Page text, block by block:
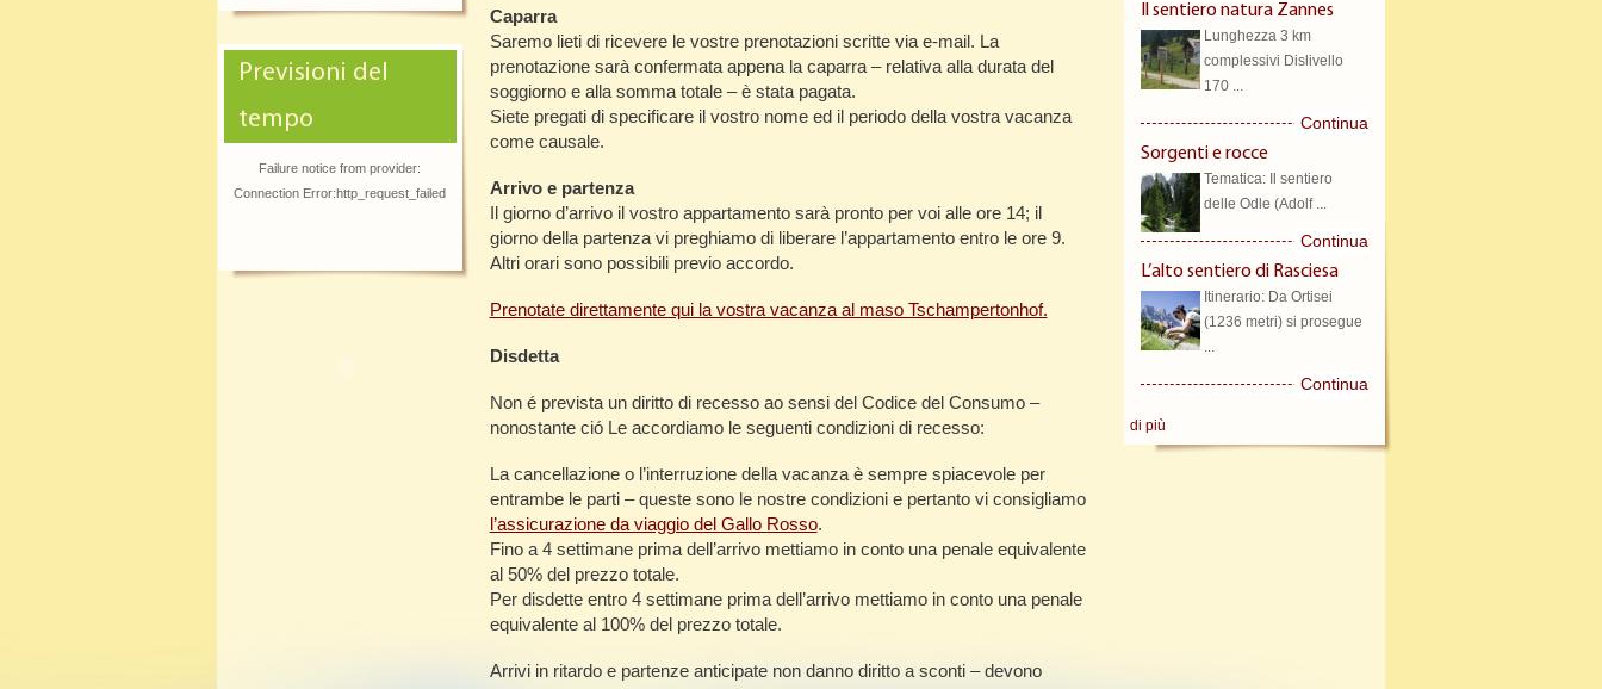
Caparra
Saremo lieti di ricevere le vostre prenotazioni scritte via e-mail. La
prenotazione sarà confermata appena la caparra – relativa alla durata del
soggiorno e alla somma totale – è stata pagata.
Siete pregati di specificare il vostro nome ed il periodo della vostra vacanza
come causale.
Arrivo e partenza
Il giorno d’arrivo il vostro appartamento sarà pronto per voi alle ore 14; il
giorno della partenza vi preghiamo di liberare l’appartamento entro le ore 9.
Altri orari sono possibili previo accordo.
Prenotate direttamente qui la vostra vacanza al maso Tschampertonhof.
Disdetta
Non é prevista un diritto di recesso ao sensi del Codice del Consumo –
nonostante ció Le accordiamo le seguenti condizioni di recesso:
La cancellazione o l’interruzione della vacanza è sempre spiacevole per
entrambe le parti – queste sono le nostre condizioni e pertanto vi consigliamo
l’assicurazione da viaggio del Gallo Rosso.
Fino a 4 settimane prima dell’arrivo mettiamo in conto una penale equivalente
al 50% del prezzo totale.
Per disdette entro 4 settimane prima dell’arrivo mettiamo in conto una penale
equivalente al 100% del prezzo totale.
Arrivi in ritardo e partenze anticipate non danno diritto a sconti – devono
Previsioni del
tempo
Failure notice from provider:
Connection Error:http_request_failed
Il sentiero natura Zannes
Lunghezza 3 km
complessivi Dislivello
170 ...
Continua
Sorgenti e rocce
Tematica: Il sentiero
delle Odle (Adolf ...
Continua
L’alto sentiero di Rasciesa
Itinerario: Da Ortisei
(1236 metri) si prosegue
...
Continua
di più